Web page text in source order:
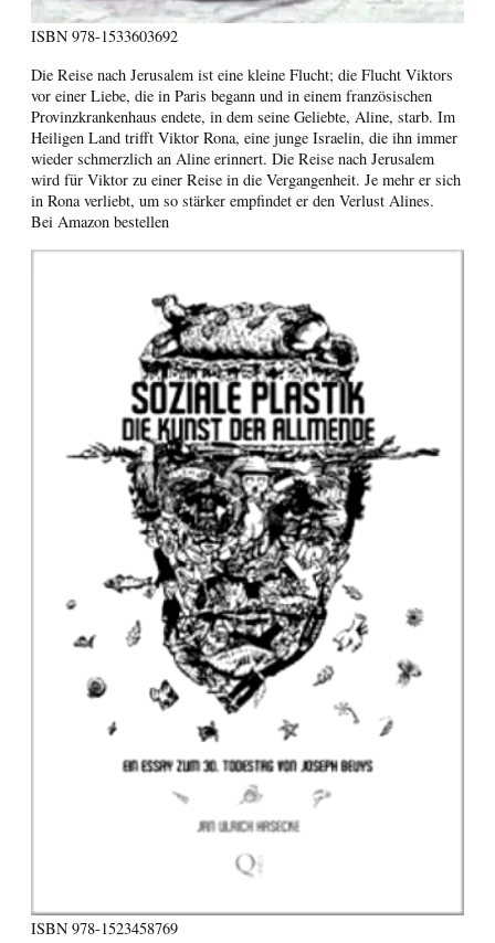
ISBN 978-1533603692
Die Reise nach Jerusalem ist eine kleine Flucht; die Flucht Viktors
vor einer Liebe, die in Paris begann und in einem französischen
Provinzkrankenhaus endete, in dem seine Geliebte, Aline, starb. Im
Heiligen Land trifft Viktor Rona, eine junge Israelin, die ihn immer
wieder schmerzlich an Aline erinnert. Die Reise nach Jerusalem
wird für Viktor zu einer Reise in die Vergangenheit. Je mehr er sich
in Rona verliebt, um so stärker empfindet er den Verlust Alines.
Bei Amazon bestellen
ISBN 978-1523458769